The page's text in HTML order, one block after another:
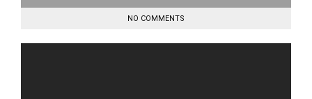
NO COMMENTS